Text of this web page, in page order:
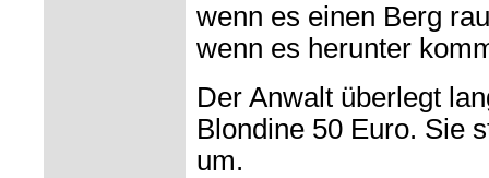
wenn es einen Berg
wenn es herunter
Der Anwalt überlegt
Blondine 50 Euro. Sie
um.